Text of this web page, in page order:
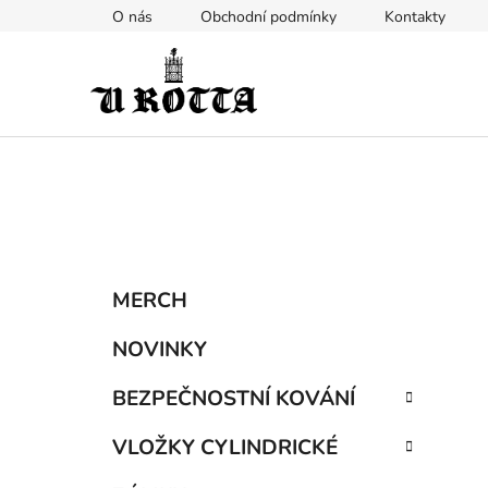
O nás Obchodní podmínky Kontakty
Přeskočit
kategorie
MERCH
NOVINKY
BEZPEČNOSTNÍ KOVÁNÍ
VLOŽKY CYLINDRICKÉ